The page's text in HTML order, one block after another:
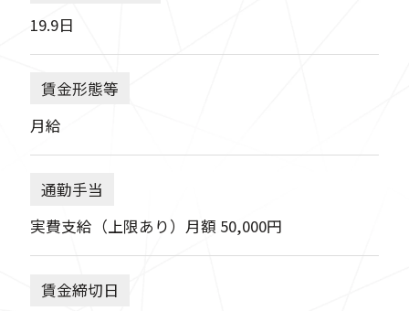
19.9日
賃金形態等
月給
通勤手当
実費支給（上限あり）月額 50,000円
賃金締切日